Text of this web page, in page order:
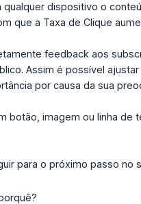
dispositivo o
que a Taxa de Clique
feedback aos
Assim é possível
por causa da sua
botão, imagem ou linha
para o próximo passo no